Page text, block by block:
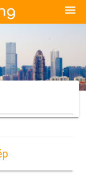
menu